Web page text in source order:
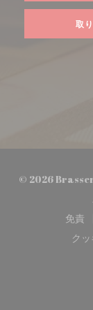
取
© 2026
免責
((
ク